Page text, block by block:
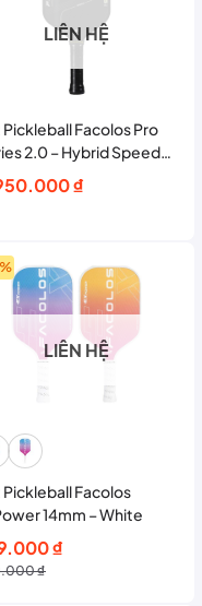
LIÊN HỆ
Pickleball Facolos Pro
2.0 – Hybrid Speed
₫
LIÊN HỆ
Pickleball Facolos
14mm – White
₫
₫